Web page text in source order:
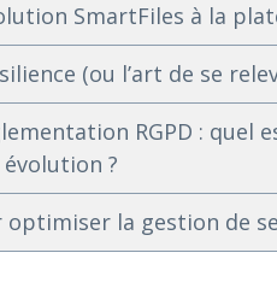
SmartFiles à la
(ou l’art de se
RGPD : quel
?
la gestion de